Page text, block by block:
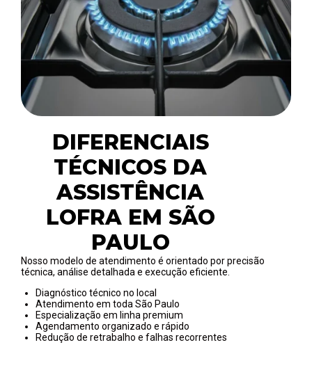
DIFERENCIAIS
TÉCNICOS DA
ASSISTÊNCIA
LOFRA EM SÃO
PAULO
Nosso modelo de atendimento é orientado por precisão
técnica, análise detalhada e execução eficiente.
Diagnóstico técnico no local
Atendimento em toda São Paulo
Especialização em linha premium
Agendamento organizado e rápido
Redução de retrabalho e falhas recorrentes